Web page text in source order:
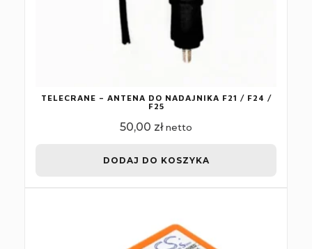
TELECRANE – ANTENA DO NADAJNIKA F21 / F24 /
F25
50,00 zł netto
DODAJ DO KOSZYKA